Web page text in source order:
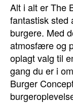
Alt i alt er The
fantastisk sted
burgere. Med
atmosfære og
oplagt valg til
gang du er i
Burger